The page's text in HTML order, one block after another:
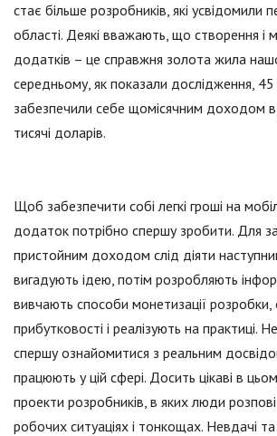
стає більше розробників, які усвідомили
області. Деякі вважають, що створення і
додатків – це справжня золота жила
середньому, як показали дослідження, 45
забезпечили себе щомісячним доходом в
тисячі доларів.
Щоб забезпечити собі легкі гроші на
додаток потрібно спершу зробити. Для
пристойним доходом слід діяти
вигадують ідею, потім розробляють
вивчають способи монетизації розробки,
прибутковості і реалізують на практиці.
спершу ознайомитися з реальним
працюють у цій сфері. Досить цікаві в
проекти розробників, в яких люди
робочих ситуаціях і тонкощах. Невдачі та